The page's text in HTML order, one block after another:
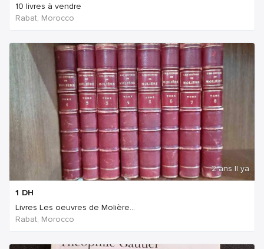
10 livres à vendre
Rabat, Morocco
2 ans Il ya
1 DH
Livres Les oeuvres de Molière...
Rabat, Morocco